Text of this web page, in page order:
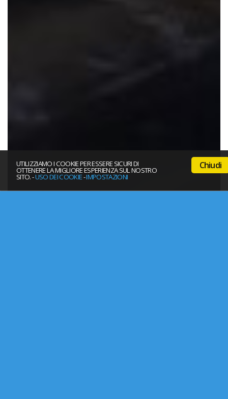
UTILIZZIAMO I COOKIE PER ESSERE SICURI DI
OTTENERE LA MIGLIORE ESPERIENZA SUL NOSTRO
SITO. -USO DEI COOKIE-IMPOSTAZIONI
Chiudi